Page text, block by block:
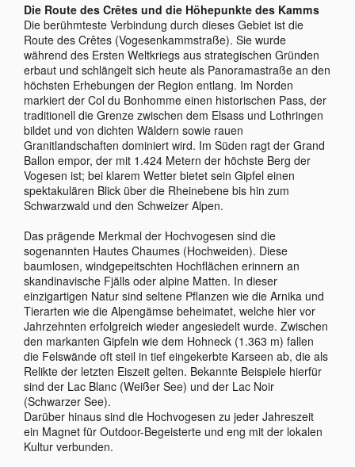
Die Route des Crêtes und die Höhepunkte des Kamms
Die berühmteste Verbindung durch dieses Gebiet ist die
Route des Crêtes (Vogesenkammstraße). Sie wurde
während des Ersten Weltkriegs aus strategischen Gründen
erbaut und schlängelt sich heute als Panoramastraße an den
höchsten Erhebungen der Region entlang. Im Norden
markiert der Col du Bonhomme einen historischen Pass, der
traditionell die Grenze zwischen dem Elsass und Lothringen
bildet und von dichten Wäldern sowie rauen
Granitlandschaften dominiert wird. Im Süden ragt der Grand
Ballon empor, der mit 1.424 Metern der höchste Berg der
Vogesen ist; bei klarem Wetter bietet sein Gipfel einen
spektakulären Blick über die Rheinebene bis hin zum
Schwarzwald und den Schweizer Alpen.
Das prägende Merkmal der Hochvogesen sind die
sogenannten Hautes Chaumes (Hochweiden). Diese
baumlosen, windgepeitschten Hochflächen erinnern an
skandinavische Fjälls oder alpine Matten. In dieser
einzigartigen Natur sind seltene Pflanzen wie die Arnika und
Tierarten wie die Alpengämse beheimatet, welche hier vor
Jahrzehnten erfolgreich wieder angesiedelt wurde. Zwischen
den markanten Gipfeln wie dem Hohneck (1.363 m) fallen
die Felswände oft steil in tief eingekerbte Karseen ab, die als
Relikte der letzten Eiszeit gelten. Bekannte Beispiele hierfür
sind der Lac Blanc (Weißer See) und der Lac Noir
(Schwarzer See).
Darüber hinaus sind die Hochvogesen zu jeder Jahreszeit
ein Magnet für Outdoor-Begeisterte und eng mit der lokalen
Kultur verbunden.